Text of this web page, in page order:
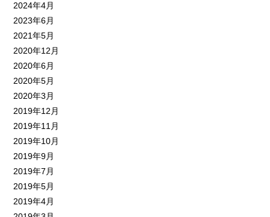
2024年4月
2023年6月
2021年5月
2020年12月
2020年6月
2020年5月
2020年3月
2019年12月
2019年11月
2019年10月
2019年9月
2019年7月
2019年5月
2019年4月